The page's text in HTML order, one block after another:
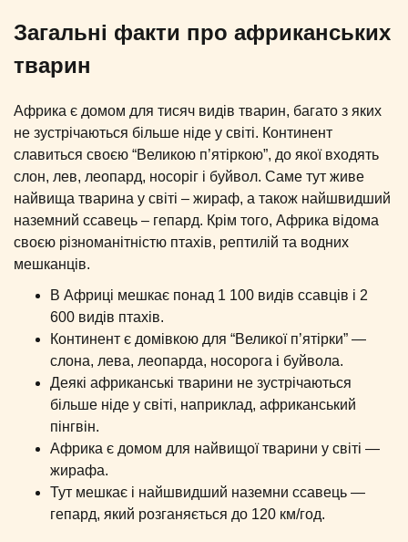
Загальні факти про африканських
тварин
Африка є домом для тисяч видів тварин, багато з яких
не зустрічаються більше ніде у світі. Континент
славиться своєю “Великою п’ятіркою”, до якої входять
слон, лев, леопард, носоріг і буйвол. Саме тут живе
найвища тварина у світі – жираф, а також найшвидший
наземний ссавець – гепард. Крім того, Африка відома
своєю різноманітністю птахів, рептилій та водних
мешканців.
В Африці мешкає понад 1 100 видів ссавців і 2
600 видів птахів.
Континент є домівкою для “Великої п’ятірки” —
слона, лева, леопарда, носорога і буйвола.
Деякі африканські тварини не зустрічаються
більше ніде у світі, наприклад, африканський
пінгвін.
Африка є домом для найвищої тварини у світі —
жирафа.
Тут мешкає і найшвидший наземни ссавець —
гепард, який розганяється до 120 км/год.